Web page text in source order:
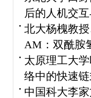
后的人机交
北大杨槐教
AM：双酰胺
太原理工大
络中的快速
中国科大李